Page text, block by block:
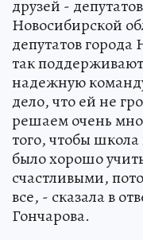
друзей -
Новосибирской
депутатов
так
надежную
дело, что ей не
решаем очень
того, чтобы
было хорошо
счастливыми,
все, - сказала в
Гончарова.